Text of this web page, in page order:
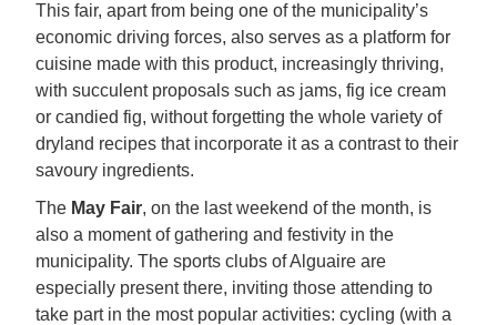
This fair, apart from being one of the municipality’s
economic driving forces, also serves as a platform for
cuisine made with this product, increasingly thriving,
with succulent proposals such as jams, fig ice cream
or candied fig, without forgetting the whole variety of
dryland recipes that incorporate it as a contrast to their
savoury ingredients.
The May Fair, on the last weekend of the month, is
also a moment of gathering and festivity in the
municipality. The sports clubs of Alguaire are
especially present there, inviting those attending to
take part in the most popular activities: cycling (with a